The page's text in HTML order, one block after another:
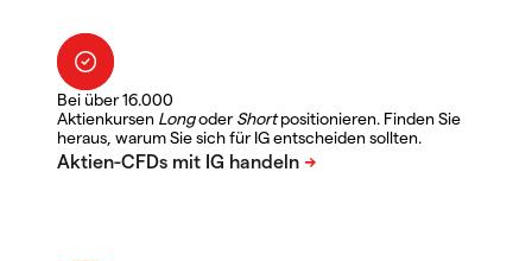
Bei über 16.000
Aktienkursen LongoderShortpositionieren. Finden Sie
heraus, warum Sie sich für IG entscheiden sollten.